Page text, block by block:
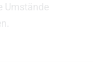
Umstände